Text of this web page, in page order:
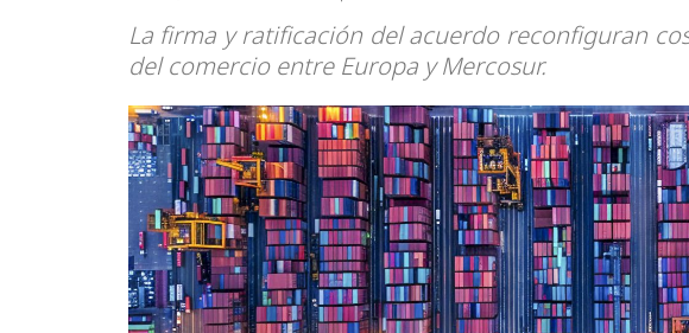
La firma y ratificación del acuerdo reconfiguran
del comercio entre Europa y Mercosur.